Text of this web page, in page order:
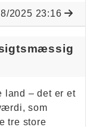
2025 23:16
– det er et
som
tre store